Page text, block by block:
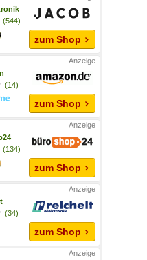
(544)
zum Shop
(14)
zum Shop
(134)
zum Shop
(34)
zum Shop